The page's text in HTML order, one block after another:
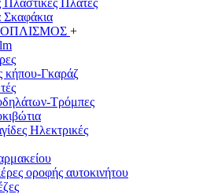
Πλαστικές Πλάτες
Σκαφάκια
+
κήπου-Γκαράζ
Τρόμπες
Ηλεκτρικές
οροφής αυτοκινήτου